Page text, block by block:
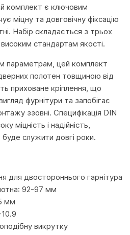
комплект є ключовим
міцну та довговічну фіксацію
Набір складається з трьох
високим стандартам якості.
параметрам, цей комплект
полотен товщиною від
приховане кріплення, що
фурнітури та запобігає
ззовні. Специфікація DIN
міцність і надійність,
служити довгі роки.
для двостороннього гарнітура
92-97 мм
мм
викрутку